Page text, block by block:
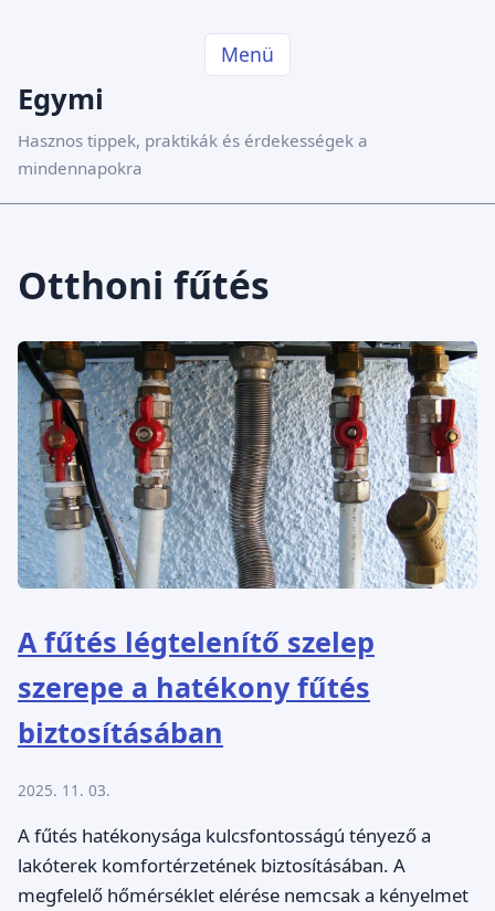
Menü
Egymi
Hasznos tippek, praktikák és érdekességek a
mindennapokra
Otthoni fűtés
A fűtés légtelenítő szelep
szerepe a hatékony fűtés
biztosításában
2025. 11. 03.
A fűtés hatékonysága kulcsfontosságú tényező a
lakóterek komfortérzetének biztosításában. A
megfelelő hőmérséklet elérése nemcsak a kényelmet